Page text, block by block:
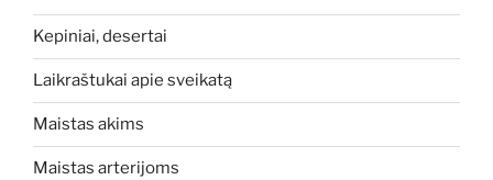
Kepiniai, desertai
Laikraštukai apie sveikatą
Maistas akims
Maistas arterijoms